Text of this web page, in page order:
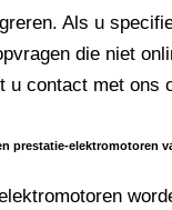
Als u
die niet
u contact met ons
prestatie-elektromotoren